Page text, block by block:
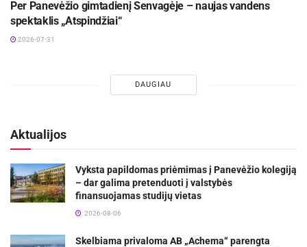
Per Panevėžio gimtadienį Senvagėje – naujas vandens
spektaklis „Atspindžiai“
2026-07-31
DAUGIAU
Aktualijos
Vyksta papildomas priėmimas į Panevėžio kolegiją
– dar galima pretenduoti į valstybės
finansuojamas studijų vietas
2026-08-06
Skelbiama privaloma AB „Achema“ parengta